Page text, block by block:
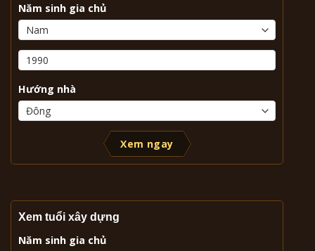
Năm sinh gia chủ
Hướng nhà
Xem ngay
Xem tuổi xây dựng
Năm sinh gia chủ